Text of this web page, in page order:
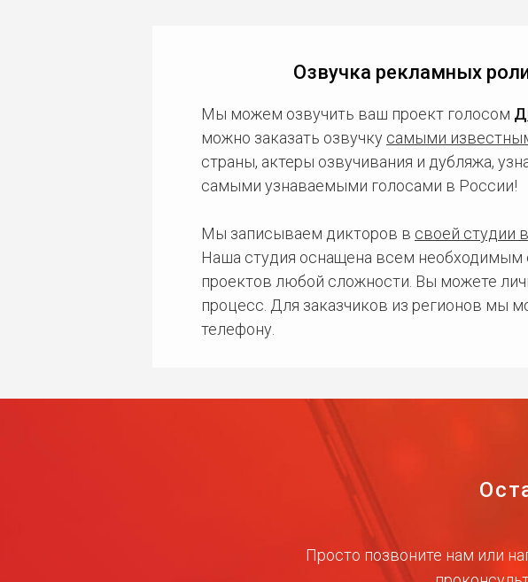
Озвучка рекламных
Мы можем озвучить ваш проект голосом
можно заказать озвучку самыми
страны, актеры озвучивания и дубляжа,
самыми узнаваемыми голосами в России!
Мы записываем дикторов в своей студии
Наша студия оснащена всем необходимым
проектов любой сложности. Вы можете
процесс. Для заказчиков из регионов мы
телефону.
Просто позвоните нам или